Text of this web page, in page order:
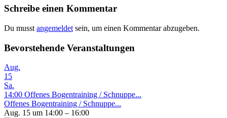
Schreibe einen Kommentar
Du musst angemeldet sein, um einen Kommentar abzugeben.
Bevorstehende Veranstaltungen
Aug.
15
Sa.
14:00 Offenes Bogentraining / Schnuppe...
Offenes Bogentraining / Schnuppe...
Aug. 15 um 14:00 – 16:00